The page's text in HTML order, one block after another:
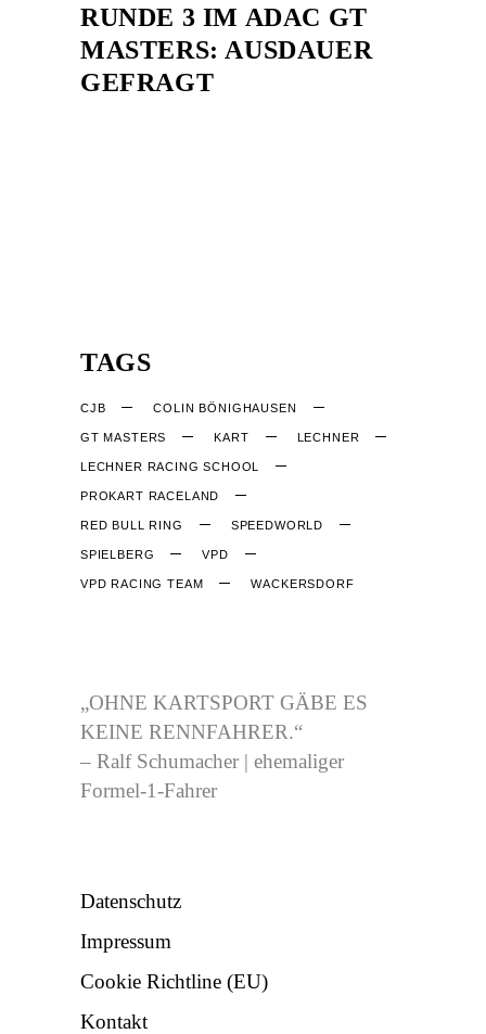
RUNDE 3 IM ADAC GT
MASTERS: AUSDAUER
GEFRAGT
TAGS
CJB COLIN BÖNIGHAUSEN
GT MASTERS KART LECHNER
LECHNER RACING SCHOOL
PROKART RACELAND
RED BULL RING SPEEDWORLD
SPIELBERG VPD
VPD RACING TEAM WACKERSDORF
„OHNE KARTSPORT GÄBE ES
KEINE RENNFAHRER.“
– Ralf Schumacher | ehemaliger
Formel-1-Fahrer
Datenschutz
Impressum
Cookie Richtline (EU)
Kontakt